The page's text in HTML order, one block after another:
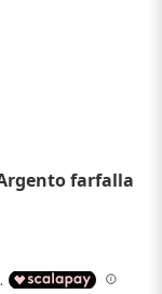
farfalla